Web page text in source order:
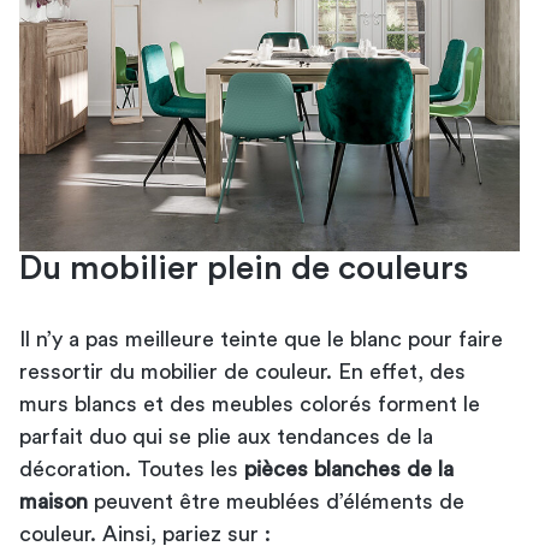
Du mobilier plein de couleurs
Il n’y a pas meilleure teinte que le blanc pour faire
ressortir du mobilier de couleur. En effet, des
murs blancs et des meubles colorés forment le
parfait duo qui se plie aux tendances de la
décoration. Toutes les pièces blanches de la
maison peuvent être meublées d’éléments de
couleur. Ainsi, pariez sur :